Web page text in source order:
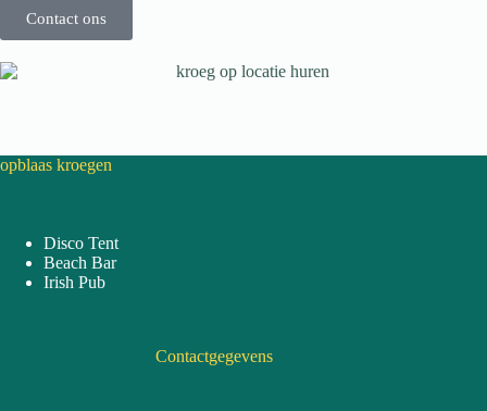
Contact ons
opblaas kroegen
Disco Tent
Beach Bar
Irish Pub
Contactgegevens